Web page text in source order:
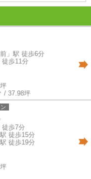
」駅 徒歩6分
歩11分
/ 37.98坪
徒歩7分
徒歩15分
徒歩19分